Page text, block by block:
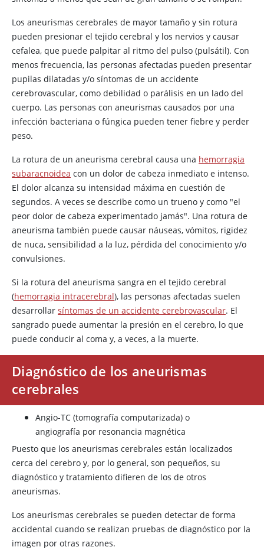
Los aneurismas cerebrales de mayor tamaño y sin rotura
pueden presionar el tejido cerebral y los nervios y causar
cefalea, que puede palpitar al ritmo del pulso (pulsátil). Con
menos frecuencia, las personas afectadas pueden presentar
pupilas dilatadas y/o síntomas de un accidente
cerebrovascular, como debilidad o parálisis en un lado del
cuerpo. Las personas con aneurismas causados por una
infección bacteriana o fúngica pueden tener fiebre y perder
peso.
La rotura de un aneurisma cerebral causa una hemorragia
subaracnoidea con un dolor de cabeza inmediato e intenso.
El dolor alcanza su intensidad máxima en cuestión de
segundos. A veces se describe como un trueno y como "el
peor dolor de cabeza experimentado jamás". Una rotura de
aneurisma también puede causar náuseas, vómitos, rigidez
de nuca, sensibilidad a la luz, pérdida del conocimiento y/o
convulsiones.
Si la rotura del aneurisma sangra en el tejido cerebral
(hemorragia intracerebral), las personas afectadas suelen
desarrollar síntomas de un accidente cerebrovascular. El
sangrado puede aumentar la presión en el cerebro, lo que
puede conducir al coma y, a veces, a la muerte.
Diagnóstico de los aneurismas
cerebrales
Angio-TC (tomografía computarizada) o
angiografía por resonancia magnética
Puesto que los aneurismas cerebrales están localizados
cerca del cerebro y, por lo general, son pequeños, su
diagnóstico y tratamiento difieren de los de otros
aneurismas.
Los aneurismas cerebrales se pueden detectar de forma
accidental cuando se realizan pruebas de diagnóstico por la
imagen por otras razones.